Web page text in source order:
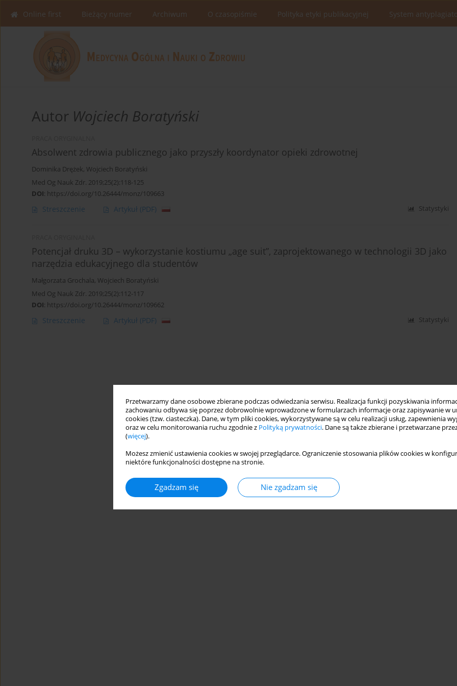
Przetwarzamy dane osobowe zbierane podczas odwiedzania serwisu. Realizacja funkcji pozyskiwania
zachowaniu odbywa się poprzez dobrowolnie wprowadzone w formularzach informacje oraz zapisywanie w
cookies (tzw. ciasteczka). Dane, w tym pliki cookies, wykorzystywane są w celu realizacji usług, zapewnienia
oraz w celu monitorowania ruchu zgodnie z Polityką prywatności. Dane są także zbierane i przetwarzane
(więcej).
Możesz zmienić ustawienia cookies w swojej przeglądarce. Ograniczenie stosowania plików cookies w
niektóre funkcjonalności dostępne na stronie.
Zgadzam się Nie zgadzam się
Online first Bieżący numer Archiwum O czasopiśmie Polityka etyki publikacyjnej System
Autor Wojciech Boratyński
Absolwent zdrowia publicznego jako przyszły koordynator opieki zdrowotnej
Dominika Drężek, Wojciech Boratyński
Med Og Nauk Zdr. 2019;25(2):118-125
DOI: https://doi.org/10.26444/monz/109663
Streszczenie Artykuł (PDF) Statystyki
Potencjał druku 3D – wykorzystanie kostiumu „age suit”, zaprojektowanego w technologii 3D jako
narzędzia edukacyjnego dla studentów
Małgorzata Grochala, Wojciech Boratyński
Med Og Nauk Zdr. 2019;25(2):112-117
DOI: https://doi.org/10.26444/monz/109662
Streszczenie Artykuł (PDF) Statystyki